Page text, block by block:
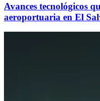
Avances tecnológicos
aeroportuaria en El